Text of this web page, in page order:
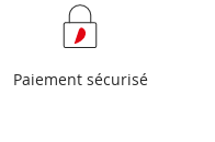
Paiement sécurisé